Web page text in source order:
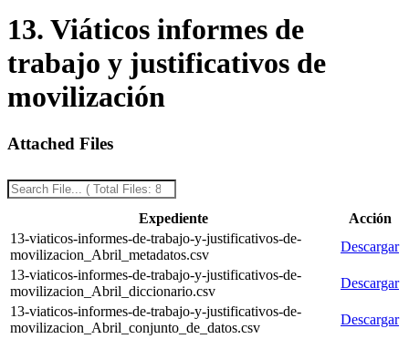
13. Viáticos informes de
trabajo y justificativos de
movilización
Attached Files
Expediente
Acción
13-viaticos-informes-de-trabajo-y-justificativos-de-
movilizacion_Abril_metadatos.csv
Descargar
13-viaticos-informes-de-trabajo-y-justificativos-de-
movilizacion_Abril_diccionario.csv
Descargar
13-viaticos-informes-de-trabajo-y-justificativos-de-
movilizacion_Abril_conjunto_de_datos.csv
Descargar